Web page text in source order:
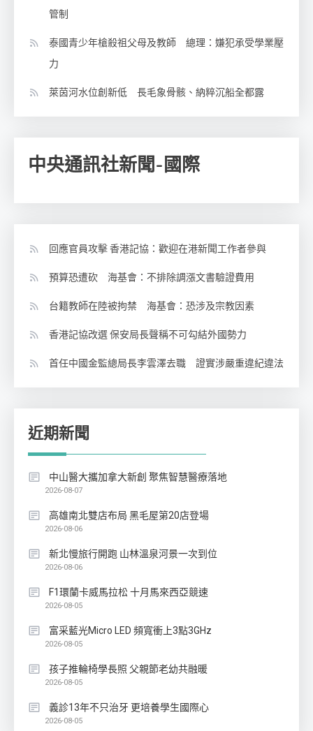
管制
泰國青少年槍殺祖父母及教師 總理：嫌犯承受學業壓
力
萊茵河水位創新低 長毛象骨骸、納粹沉船全都露
中央通訊社新聞-國際
回應官員攻擊 香港記協：歡迎在港新聞工作者參與
預算恐遭砍 海基會：不排除調漲文書驗證費用
台籍教師在陸被拘禁 海基會：恐涉及宗教因素
香港記協改選 保安局長聲稱不可勾結外國勢力
首任中國金監總局長李雲澤去職 證實涉嚴重違紀違法
近期新聞
中山醫大攜加拿大新創 聚焦智慧醫療落地
2026-08-07
高雄南北雙店布局 黑毛屋第20店登場
2026-08-06
新北慢旅行開跑 山林溫泉河景一次到位
2026-08-06
F1環蘭卡威馬拉松 十月馬來西亞競速
2026-08-05
富采藍光Micro LED 頻寬衝上3點3GHz
2026-08-05
孩子推輪椅學長照 父親節老幼共融暖
2026-08-05
義診13年不只治牙 更培養學生國際心
2026-08-05